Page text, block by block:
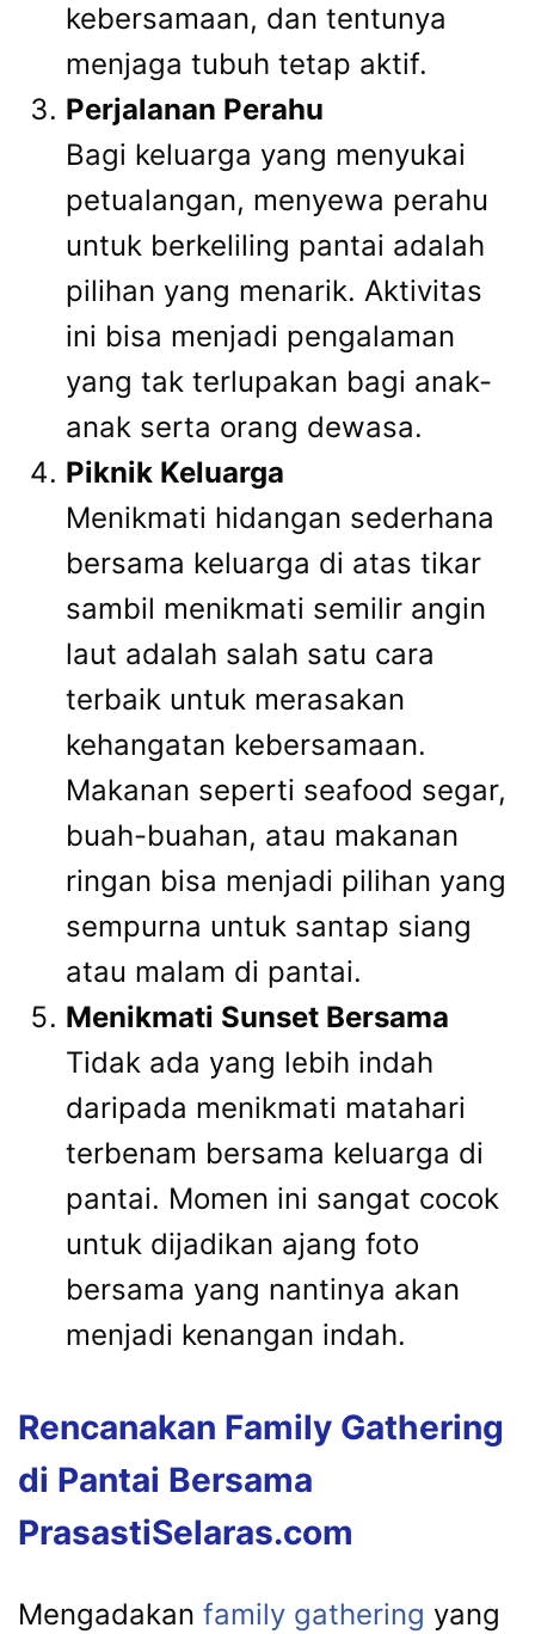
kebersamaan, dan tentunya
menjaga tubuh tetap aktif.
Perjalanan Perahu
Bagi keluarga yang menyukai
petualangan, menyewa perahu
untuk berkeliling pantai adalah
pilihan yang menarik. Aktivitas
ini bisa menjadi pengalaman
yang tak terlupakan bagi anak-
anak serta orang dewasa.
Piknik Keluarga
Menikmati hidangan sederhana
bersama keluarga di atas tikar
sambil menikmati semilir angin
laut adalah salah satu cara
terbaik untuk merasakan
kehangatan kebersamaan.
Makanan seperti seafood segar,
buah-buahan, atau makanan
ringan bisa menjadi pilihan yang
sempurna untuk santap siang
atau malam di pantai.
Menikmati Sunset Bersama
Tidak ada yang lebih indah
daripada menikmati matahari
terbenam bersama keluarga di
pantai. Momen ini sangat cocok
untuk dijadikan ajang foto
bersama yang nantinya akan
menjadi kenangan indah.
Rencanakan Family Gathering
di Pantai Bersama
PrasastiSelaras.com
Mengadakan family gathering yang